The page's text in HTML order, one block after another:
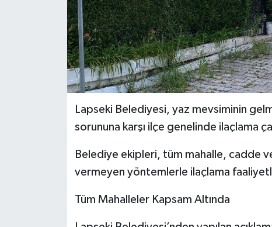
Lapseki Belediyesi, yaz mevsiminin
sorununa karşı ilçe genelinde ilaçlama
Belediye ekipleri, tüm mahalle, cadde
vermeyen yöntemlerle ilaçlama
Tüm Mahalleler Kapsam Altında